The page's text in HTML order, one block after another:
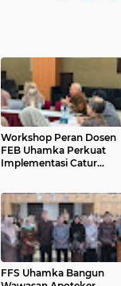
Workshop Peran Dosen
FEB Uhamka Perkuat
Implementasi Catur
FFS Uhamka Bangun